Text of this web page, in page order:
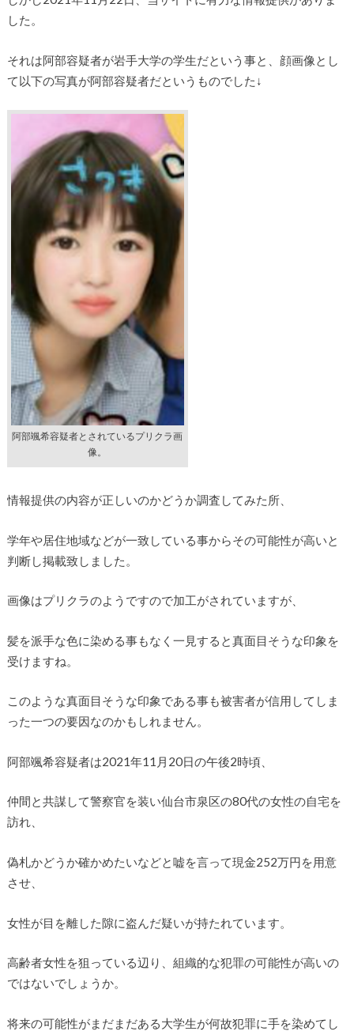
した。
それは阿部容疑者が岩手大学の学生だという事と、顔画像とし
て以下の写真が阿部容疑者だというものでした↓
阿部颯希容疑者とされているプリクラ画
像。
情報提供の内容が正しいのかどうか調査してみた所、
学年や居住地域などが一致している事からその可能性が高いと
判断し掲載致しました。
画像はプリクラのようですので加工がされていますが、
髪を派手な色に染める事もなく一見すると真面目そうな印象を
受けますね。
このような真面目そうな印象である事も被害者が信用してしま
った一つの要因なのかもしれません。
阿部颯希容疑者は2021年11月20日の午後2時頃、
仲間と共謀して警察官を装い仙台市泉区の80代の女性の自宅を
訪れ、
偽札かどうか確かめたいなどと嘘を言って現金252万円を用意
させ、
女性が目を離した隙に盗んだ疑いが持たれています。
高齢者女性を狙っている辺り、組織的な犯罪の可能性が高いの
ではないでしょうか。
将来の可能性がまだまだある大学生が何故犯罪に手を染めてし